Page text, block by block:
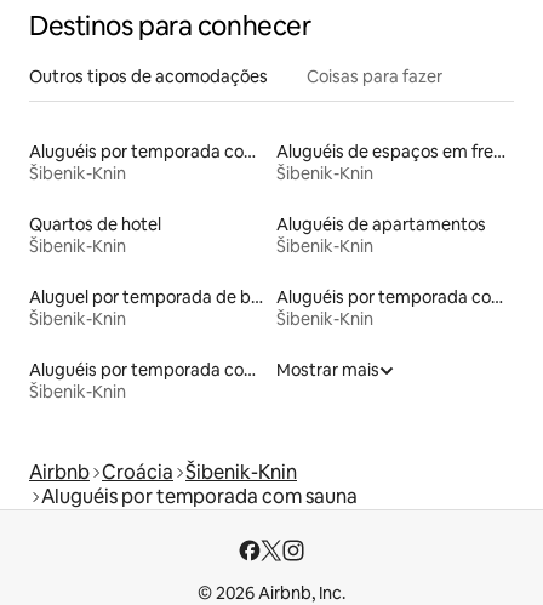
Destinos para conhecer
Outros tipos de acomodações Coisas para fazer
Aluguéis por temporada com acesso ao lago
Šibenik-Knin
Aluguéis de espaços em frente à praia
Šibenik-Knin
Quartos de hotel
Šibenik-Knin
Aluguéis de apartamentos
Šibenik-Knin
Aluguel por temporada de barcos
Šibenik-Knin
Aluguéis por temporada com banheira de hidromassagem
Šibenik-Knin
Aluguéis por temporada com caiaque
Šibenik-Knin
Mostrar mais
Airbnb Croácia Šibenik-Knin
Aluguéis por temporada com sauna
© 2026 Airbnb, Inc.